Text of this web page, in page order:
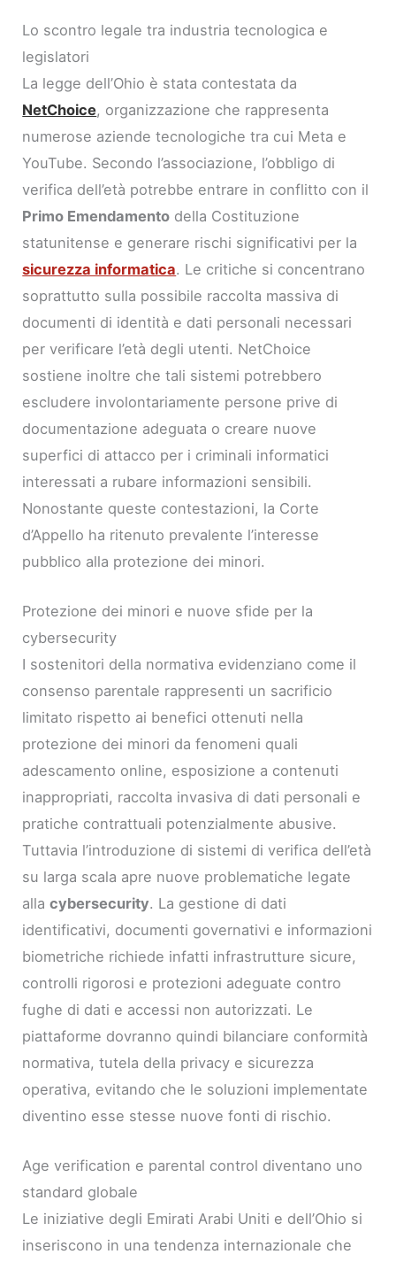
Lo scontro legale tra industria tecnologica e
legislatori
La legge dell’Ohio è stata contestata da
NetChoice, organizzazione che rappresenta
numerose aziende tecnologiche tra cui Meta e
YouTube. Secondo l’associazione, l’obbligo di
verifica dell’età potrebbe entrare in conflitto con il
Primo Emendamento della Costituzione
statunitense e generare rischi significativi per la
sicurezza informatica. Le critiche si concentrano
soprattutto sulla possibile raccolta massiva di
documenti di identità e dati personali necessari
per verificare l’età degli utenti. NetChoice
sostiene inoltre che tali sistemi potrebbero
escludere involontariamente persone prive di
documentazione adeguata o creare nuove
superfici di attacco per i criminali informatici
interessati a rubare informazioni sensibili.
Nonostante queste contestazioni, la Corte
d’Appello ha ritenuto prevalente l’interesse
pubblico alla protezione dei minori.
Protezione dei minori e nuove sfide per la
cybersecurity
I sostenitori della normativa evidenziano come il
consenso parentale rappresenti un sacrificio
limitato rispetto ai benefici ottenuti nella
protezione dei minori da fenomeni quali
adescamento online, esposizione a contenuti
inappropriati, raccolta invasiva di dati personali e
pratiche contrattuali potenzialmente abusive.
Tuttavia l’introduzione di sistemi di verifica dell’età
su larga scala apre nuove problematiche legate
allacybersecurity. La gestione di dati
identificativi, documenti governativi e informazioni
biometriche richiede infatti infrastrutture sicure,
controlli rigorosi e protezioni adeguate contro
fughe di dati e accessi non autorizzati. Le
piattaforme dovranno quindi bilanciare conformità
normativa, tutela della privacy e sicurezza
operativa, evitando che le soluzioni implementate
diventino esse stesse nuove fonti di rischio.
Age verification e parental control diventano uno
standard globale
Le iniziative degli Emirati Arabi Uniti e dell’Ohio si
inseriscono in una tendenza internazionale che